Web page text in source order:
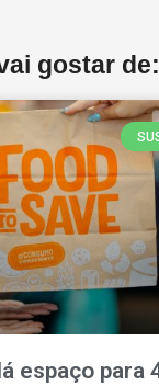
gostar de:
espaço para